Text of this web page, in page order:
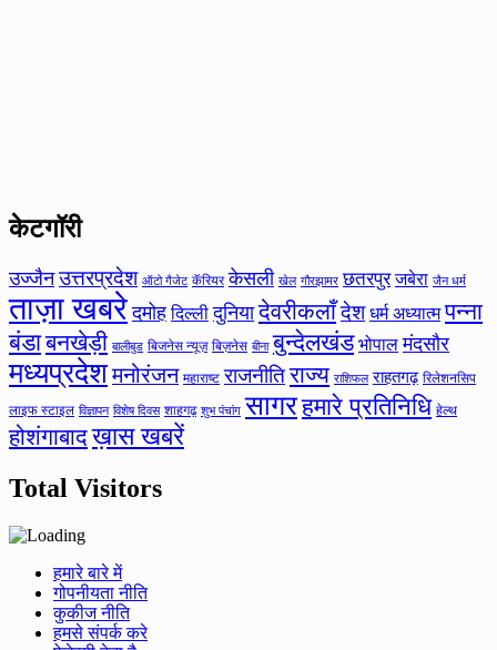
केटगॉरी
उज्जैन उत्तरप्रदेश ऑटो गैजेट कॅरियर केसली खेल गौरझामर छतरपुर जबेरा जैन धर्म
ताज़ा खबरे दमोह दिल्ली दुनिया देवरीकलाँदेश धर्म अध्यात्म पन्ना
बंडाबनखेड़ी बालीबुड बिजनेस न्यूज़ बिज़नेस बीना बुन्देलखंड भोपाल मंदसौर
मध्यप्रदेशमनोरंजन महाराष्ट राजनीतिराज्य राशिफल राहतगढ़ रिलेशनसिप
लाइफ स्टाइल विज्ञापन विशेष दिवस शाहगढ़ शुभ पंचांग सागरहमारे प्रतिनिधि हेल्थ
होशंगाबादख़ास खबरें
Total Visitors
हमारे बारे में
गोपनीयता नीति
कुकीज नीति
हमसे संपर्क करे